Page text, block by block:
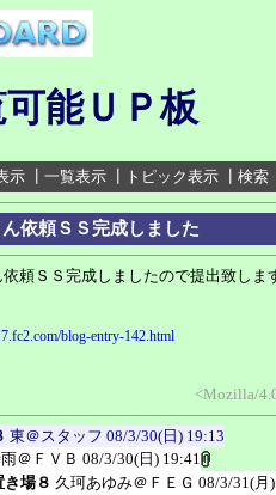
能ＵＰ板
示 一覧表示 トピック表示 検索
依頼ＳＳ完成しました
頼ＳＳ完成しましたので提出致しま
blog-entry-142.html
<Mozilla/
東＠スタッフ 08/3/30(日) 19:13
＠ＦＶＢ 08/3/30(日) 19:41
き場８ 久珂あゆみ＠ＦＥＧ 08/3/31(月